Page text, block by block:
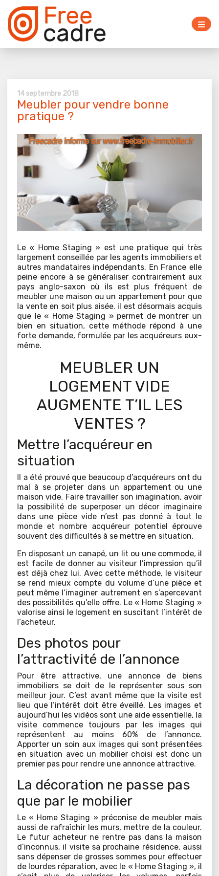
14 septembre 2018
Meubler pour vendre bonne
pratique ?
Le « Home Staging » est une pratique qui très
largement conseillée par les agents immobiliers et
autres mandataires indépendants. En France elle
peine encore à se généraliser contrairement aux
pays anglo-saxon où ils est plus fréquent de
meubler une maison ou un appartement pour que
la vente en soit plus aisée. il est désormais acquis
que le « Home Staging » permet de montrer un
bien en situation, cette méthode répond à une
forte demande, formulée par les acquéreurs eux-
même.
MEUBLER UN
LOGEMENT VIDE
AUGMENTE T’IL LES
VENTES ?
Mettre l’acquéreur en
situation
Il a été prouvé que beaucoup d’acquéreurs ont du
mal à se projeter dans un appartement ou une
maison vide. Faire travailler son imagination, avoir
la possibilité de superposer un décor imaginaire
dans une pièce vide n’est pas donné à tout le
monde et nombre acquéreur potentiel éprouve
souvent des difficultés à se mettre en situation.
En disposant un canapé, un lit ou une commode, il
est facile de donner au visiteur l’impression qu’il
est déjà chez lui. Avec cette méthode, le visiteur
se rend mieux compte du volume d’une pièce et
peut même l’imaginer autrement en s’apercevant
des possibilités qu’elle offre. Le « Home Staging »
valorise ainsi le logement en suscitant l’intérêt de
l’acheteur.
Des photos pour
l’attractivité de l’annonce
Pour être attractive, une annonce de biens
immobiliers se doit de le représenter sous son
meilleur jour. C’est avant même que la visite est
lieu que l’intérêt doit être éveillé. Les images et
aujourd’hui les vidéos sont une aide essentielle, la
visite commence toujours par les images qui
représentent au moins 60% de l’annonce.
Apporter un soin aux images qui sont présentées
en situation avec un mobilier choisi est donc un
premier pas pour rendre une annonce attractive.
La décoration ne passe pas
que par le mobilier
Le « Home Staging » préconise de meubler mais
aussi de rafraîchir les murs, mettre de la couleur.
Le futur acheteur ne rentre pas dans la maison
d’inconnus, il visite sa prochaine résidence, aussi
sans dépenser de grosses sommes pour effectuer
de lourdes réparation, avec le « Home Staging », il